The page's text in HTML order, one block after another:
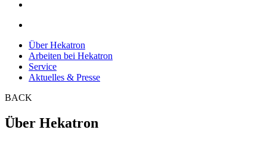
Über Hekatron
Arbeiten bei Hekatron
Service
Aktuelles & Presse
BACK
Über Hekatron